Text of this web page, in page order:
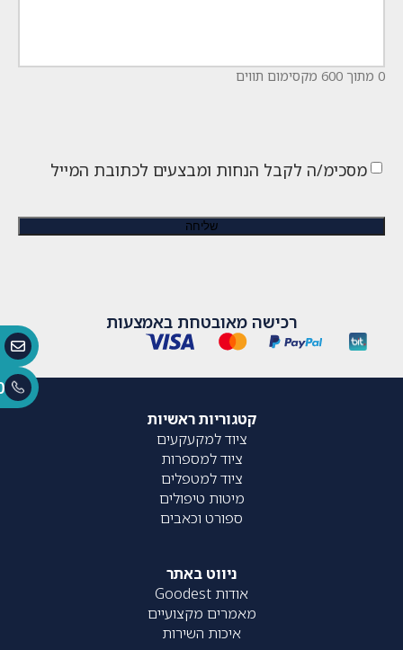
0 מתוך 600 מקסימום תווים
מסכימ/ה לקבל הנחות ומבצעים לכתובת המייל
רכישה מאובטחת באמצעות
קטגוריות ראשיות
ציוד למקעקעים
ציוד למספרות
ציוד למטפלים
מיטות טיפולים
ספורט וכאבים
ניווט באתר
אודות Goodest
מאמרים מקצועיים
איכות השירות